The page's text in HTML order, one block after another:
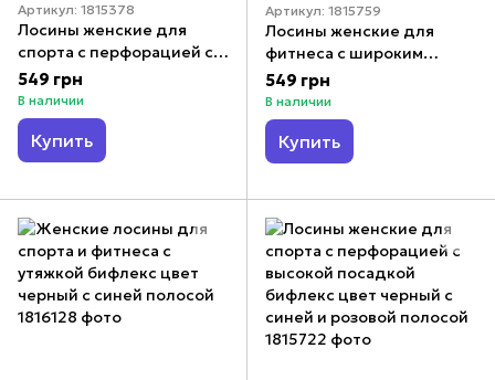
Артикул: 1815378
Лосины женские для
спорта с перфорацией с
высокой посадкой
бифлекс цвет черный с
розовой и бирюзовой
полосой
549 грн
В наличии
Купить
Артикул: 1815759
Лосины женские для
фитнеса с широким
поясом бифлекс цвет
черный с черно белыми
квадратами
549 грн
В наличии
Купить